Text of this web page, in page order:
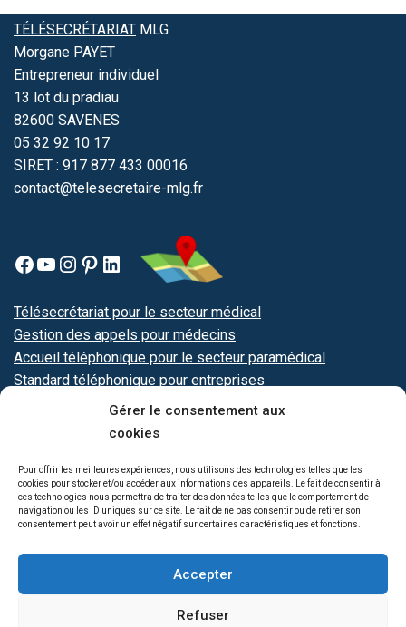
Gérer le consentement aux
cookies
Pour offrir les meilleures expériences, nous utilisons des technologies telles que les
cookies pour stocker et/ou accéder aux informations des appareils. Le fait de consentir à
ces technologies nous permettra de traiter des données telles que le comportement de
navigation ou les ID uniques sur ce site. Le fait de ne pas consentir ou de retirer son
consentement peut avoir un effet négatif sur certaines caractéristiques et fonctions.
Accepter
Refuser
TÉLÉSECRÉTARIAT MLG
Morgane PAYET
Entrepreneur individuel
13 lot du pradiau
82600 SAVENES
05 32 92 10 17
SIRET : 917 877 433 00016
contact@telesecretaire-mlg.fr
Télésecrétariat pour le secteur médical
Gestion des appels pour médecins
Accueil téléphonique pour le secteur paramédical
Standard téléphonique pour entreprises
Secrétariat téléphonique
permanence téléphonique
Le secrétariat à distance assure la gestion administrative,
que la gestion des agendas pour les professionnels,
indépendants et entreprises de tous secteurs. Basé en
Occitanie, Télésecrétariat MLG accompagne ses clients
Copyright © 2026 - Toute reproduction est strictement
interdite /Politique de cookies (UE)/Mentions légales/
Politique de confidentialité/Politique de retour et de